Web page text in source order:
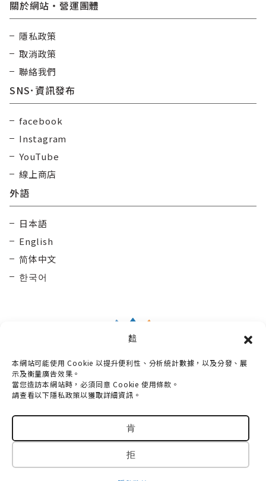
䴺
本網站可能使用 Cookie 以提升便利性、分析統計數據，以及分發、展
示及衡量廣告效果。
當您造訪本網站時，必須同意 Cookie 使用條款。
請查看以下隱私政策以獲取詳細資訊。
肯
拒
關於網站・營運團體
隱私政策
取消政策
聯絡我們
SNS･資訊發布
facebook
Instagram
YouTube
線上商店
外語
日本語
English
简体中文
한국어
Taisetsu Kamui Mintara DMO
〒070-0030
北海道旭川市宮下通10丁目3番2號 Maruun Hall 3樓
電話：0166-73-6968
© 2018-2026 TAISETSU KAMUIMINTARA DMO
All Rights Reserved.